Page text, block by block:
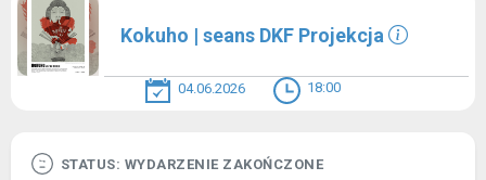
Kokuho | seans DKF Projekcja
04.06.2026 18:00
STATUS: WYDARZENIE ZAKOŃCZONE